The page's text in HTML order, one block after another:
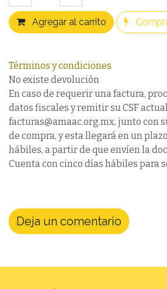
Agregar al carrito
Términos y condiciones
No existe devolución
En caso de requerir una factura,
datos fiscales y remitir su CSF
facturas@amaac.org.mx, junto con
de compra, y esta llegará en un
hábiles, a partir de que envíen la
Cuenta con cinco días hábiles para
Deja un comentario